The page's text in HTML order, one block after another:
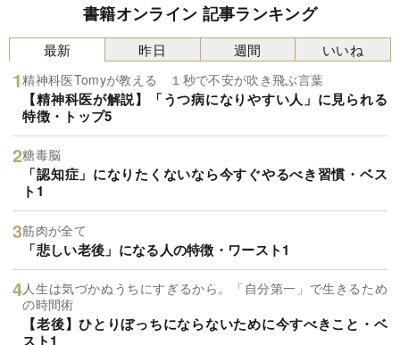
書籍オンライン 記事ランキング
最新
精神科医Tomyが教える １秒で不安が吹き飛ぶ言葉
【精神科医が解説】「うつ病になりやすい人」に見られる
特徴・トップ5
糖毒脳
「認知症」になりたくないなら今すぐやるべき習慣・ベス
ト1
筋肉が全て
「悲しい老後」になる人の特徴・ワースト1
人生は気づかぬうちにすぎるから。「自分第一」で生きるため
の時間術
【老後】ひとりぼっちにならないために今すべきこと・ベ
スト1
昨日 週間 いいね